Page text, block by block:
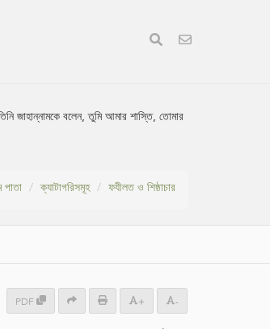
জাহান্নামকে বলেন, তুমি আমার শাস্তি, তোমার
ক্যাটাগরিসমূহ ফযীলত ও শিষ্ঠাচার
PDF + -